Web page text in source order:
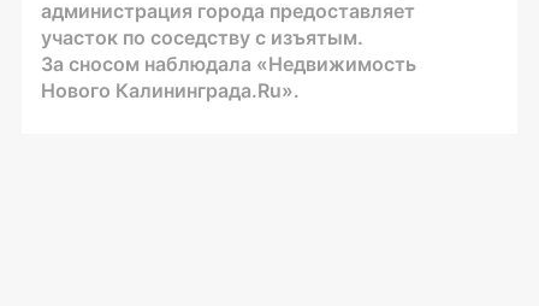
администрация города предоставляет
участок по соседству с изъятым.
За сносом наблюдала «Недвижимость
Нового Калининграда.Ru».